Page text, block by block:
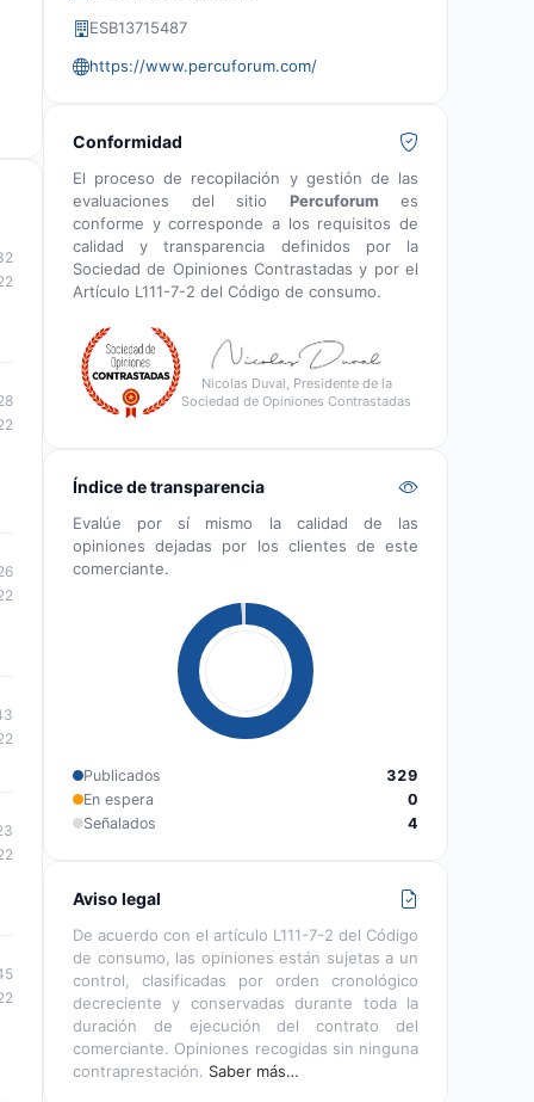
ESB13715487
https://www.percuforum.com/
Conformidad
El proceso de recopilación y gestión de las
evaluaciones del sitio Percuforum es
conforme y corresponde a los requisitos de
calidad y transparencia definidos por la
Sociedad de Opiniones Contrastadas y por el
Artículo L111-7-2 del Código de consumo.
Nicolas Duval, Presidente de la
Sociedad de Opiniones Contrastadas
Índice de transparencia
Evalúe por sí mismo la calidad de las
opiniones dejadas por los clientes de este
comerciante.
Publicados
329
En espera
0
Señalados
4
Aviso legal
De acuerdo con el artículo L111-7-2 del Código
de consumo, las opiniones están sujetas a un
control, clasificadas por orden cronológico
decreciente y conservadas durante toda la
duración de ejecución del contrato del
comerciante. Opiniones recogidas sin ninguna
contraprestación. Saber más…